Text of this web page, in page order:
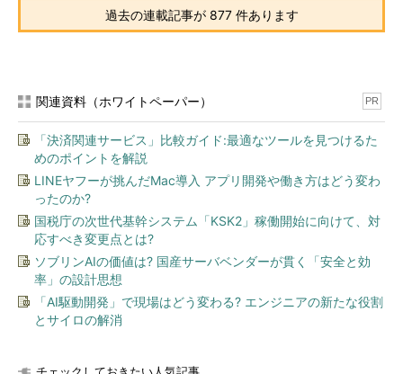
過去の連載記事が 877 件あります
関連資料（ホワイトペーパー） PR
「決済関連サービス」比較ガイド:最適なツールを見つけるた
めのポイントを解説
LINEヤフーが挑んだMac導入 アプリ開発や働き方はどう変わ
ったのか?
国税庁の次世代基幹システム「KSK2」稼働開始に向けて、対
応すべき変更点とは?
ソブリンAIの価値は? 国産サーバベンダーが貫く「安全と効
率」の設計思想
「AI駆動開発」で現場はどう変わる? エンジニアの新たな役割
とサイロの解消